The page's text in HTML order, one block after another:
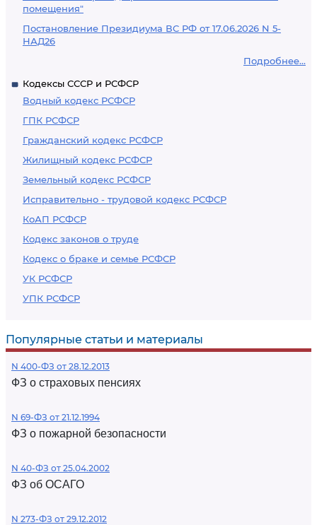
помещения"
Постановление Президиума ВС РФ от 17.06.2026 N 5-
НАД26
Подробнее...
Кодексы СССР и РСФСР
Водный кодекс РСФСР
ГПК РСФСР
Гражданский кодекс РСФСР
Жилищный кодекс РСФСР
Земельный кодекс РСФСР
Исправительно - трудовой кодекс РСФСР
КоАП РСФСР
Кодекс законов о труде
Кодекс о браке и семье РСФСР
УК РСФСР
УПК РСФСР
Популярные статьи и материалы
N 400-ФЗ от 28.12.2013
ФЗ о страховых пенсиях
N 69-ФЗ от 21.12.1994
ФЗ о пожарной безопасности
N 40-ФЗ от 25.04.2002
ФЗ об ОСАГО
N 273-ФЗ от 29.12.2012